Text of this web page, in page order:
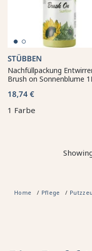
STÜBBEN
Nachfüllpackung
Brush on Sonnenblume
18,74 €
1 Farbe
Home Pflege